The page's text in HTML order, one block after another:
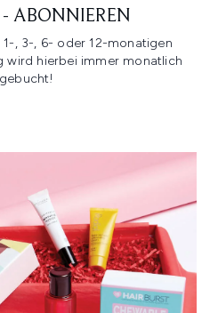
ABONNIEREN
, 3-, 6- oder 12-monatigen
wird hierbei immer monatlich